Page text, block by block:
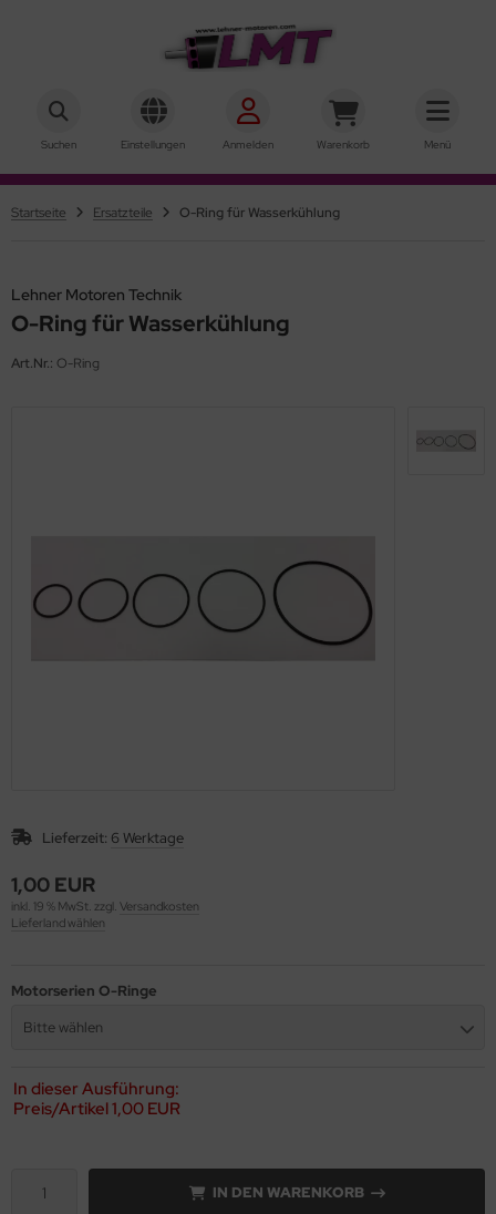
Suchen Einstellungen Anmelden Warenkorb Menü
Startseite Ersatzteile O-Ring für Wasserkühlung
Lehner Motoren Technik
O-Ring für Wasserkühlung
Art.Nr.: O-Ring
Lieferzeit: 6 Werktage
1,00 EUR
inkl. 19 % MwSt. zzgl. Versandkosten
Lieferland wählen
Motorserien O-Ringe
Bitte wählen
In dieser Ausführung:
Preis/Artikel1,00 EUR
IN DEN WARENKORB
Motoren
Motoren
10
15
41
70